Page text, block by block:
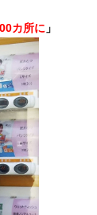
カ所に 」